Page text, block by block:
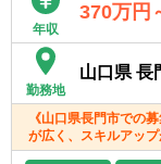
年収
370万円
勤務地
山口県 長
《山口県長門市での
が広く、スキルアップ